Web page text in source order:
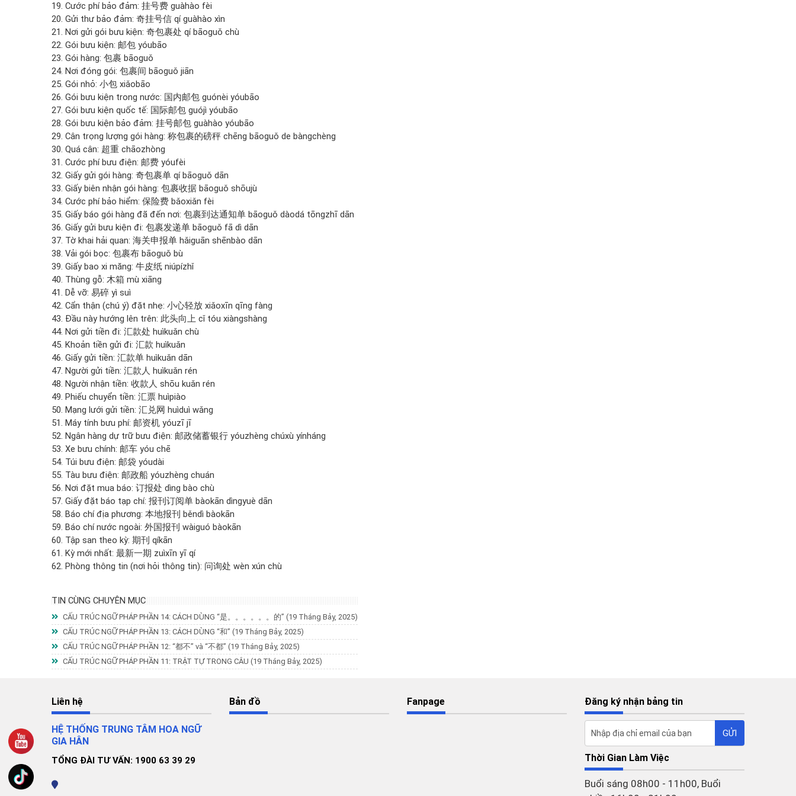
19. Cước phí bảo đảm: 挂号费 guàhào fèi
20. Gửi thư bảo đảm: 奇挂号信 qí guàhào xìn
21. Nơi gửi gói bưu kiện: 奇包裹处 qí bāoguǒ chù
22. Gói bưu kiện: 邮包 yóubāo
23. Gói hàng: 包裹 bāoguǒ
24. Nơi đóng gói: 包裹间 bāoguǒ jiān
25. Gói nhỏ: 小包 xiǎobāo
26. Gói bưu kiện trong nước: 国内邮包 guónèi yóubāo
27. Gói bưu kiện quốc tế: 国际邮包 guójì yóubāo
28. Gói bưu kiện bảo đảm: 挂号邮包 guàhào yóubāo
29. Cân trọng lượng gói hàng: 称包裹的磅秤 chēng bāoguǒ de bàngchèng
30. Quá cân: 超重 chāozhòng
31. Cước phí bưu điện: 邮费 yóufèi
32. Giấy gửi gói hàng: 奇包裹单 qí bāoguǒ dān
33. Giấy biên nhận gói hàng: 包裹收据 bāoguǒ shōujù
34. Cước phí bảo hiểm: 保险费 bǎoxiǎn fèi
35. Giấy báo gói hàng đã đến nơi: 包裹到达通知单 bāoguǒ dàodá tōngzhī dān
36. Giấy gửi bưu kiện đi: 包裹发递单 bāoguǒ fā dì dān
37. Tờ khai hải quan: 海关申报单 hǎiguān shēnbào dān
38. Vải gói bọc: 包裹布 bāoguǒ bù
39. Giấy bao xi măng: 牛皮纸 niúpízhǐ
40. Thùng gỗ: 木箱 mù xiāng
41. Dễ vỡ: 易碎 yì suì
42. Cẩn thận (chú ý) đặt nhẹ: 小心轻放 xiǎoxīn qīng fàng
43. Đầu này hướng lên trên: 此头向上 cǐ tóu xiàngshàng
44. Nơi gửi tiền đi: 汇款处 huìkuǎn chù
45. Khoản tiền gửi đi: 汇款 huìkuǎn
46. Giấy gửi tiền: 汇款单 huìkuǎn dān
47. Người gửi tiền: 汇款人 huìkuǎn rén
48. Người nhận tiền: 收款人 shōu kuǎn rén
49. Phiếu chuyển tiền: 汇票 huìpiào
50. Mạng lưới gửi tiền: 汇兑网 huìduì wǎng
51. Máy tính bưu phí: 邮资机 yóuzī jī
52. Ngân hàng dự trữ bưu điện: 邮政储蓄银行 yóuzhèng chúxù yínháng
53. Xe bưu chính: 邮车 yóu chē
54. Túi bưu điện: 邮袋 yóudài
55. Tàu bưu điện: 邮政船 yóuzhèng chuán
56. Nơi đặt mua báo: 订报处 dìng bào chù
57. Giấy đặt báo tạp chí: 报刊订阅单 bàokān dìngyuè dān
58. Báo chí địa phương: 本地报刊 běndì bàokān
59. Báo chí nước ngoài: 外国报刊 wàiguó bàokān
60. Tập san theo kỳ: 期刊 qíkān
61. Kỳ mới nhất: 最新一期 zuìxīn yī qí
62. Phòng thông tin (nơi hỏi thông tin): 问询处 wèn xún chù
TIN CÙNG CHUYÊN MỤC
CẤU TRÚC NGỮ PHÁP PHẦN 14: CÁCH DÙNG “是。。。。。。的” (19 Tháng Bảy, 2025)
CẤU TRÚC NGỮ PHÁP PHẦN 13: CÁCH DÙNG “和” (19 Tháng Bảy, 2025)
CẤU TRÚC NGỮ PHÁP PHẦN 12: “都不” và “不都” (19 Tháng Bảy, 2025)
CẤU TRÚC NGỮ PHÁP PHẦN 11: TRẬT TỰ TRONG CÂU (19 Tháng Bảy, 2025)
Liên hệ
HỆ THỐNG TRUNG TÂM HOA NGỮ
GIA HÂN
TỔNG ĐÀI TƯ VẤN: 1900 63 39 29
Bản đồ Fanpage Đăng ký nhận bảng tin
Thời Gian Làm Việc
Buổi sáng 08h00 - 11h00, Buổi